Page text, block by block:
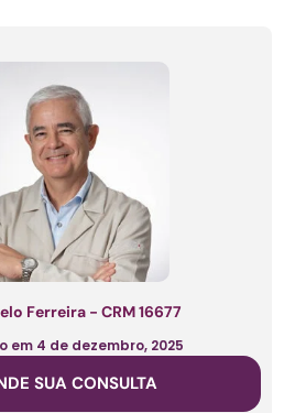
Ferreira - CRM 16677
em 4 de dezembro, 2025
SUA CONSULTA